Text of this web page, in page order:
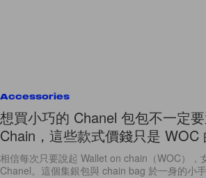
Accessories
想買小巧的 Chanel 包包不一定
Chain，這些款式價錢只是 WOC
相信每次只要說起 Wallet on chain（WOC），
Chanel。這個集銀包與 chain bag 於一身的小